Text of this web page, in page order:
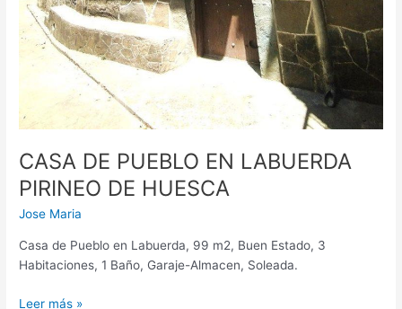
CASA DE PUEBLO EN LABUERDA
PIRINEO DE HUESCA
Jose Maria
Casa de Pueblo en Labuerda, 99 m2, Buen Estado, 3
Habitaciones, 1 Baño, Garaje-Almacen, Soleada.
Leer más »